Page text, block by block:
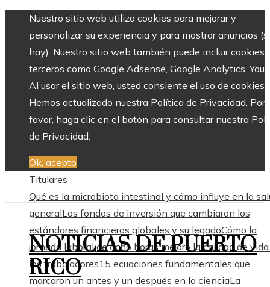
Nuestro sitio web utiliza cookies para mejorar y
personalizar su experiencia y para mostrar anuncios
hay). Nuestro sitio web también puede incluir cookies
terceros como Google Adsense, Google Analytics,
Al usar el sitio web, usted consiente el uso de cookies.
Hemos actualizado nuestra Política de Privacidad. Por
favor, haga clic en el botón para consultar nuestra
de Privacidad.
Ok, acepto
Titulares
Qué es la microbiota intestinal y cómo influye en la
generalLos fondos de inversión que cambiaron los
estándares financieros globales y su legadoCómo la
jornada laboral de ocho horas mejoró la calidad de
los trabajadores15 ecuaciones fundamentales que
marcaron un antes y un después en la cienciaLa
NOTICIAS DE PUERTO
RICO